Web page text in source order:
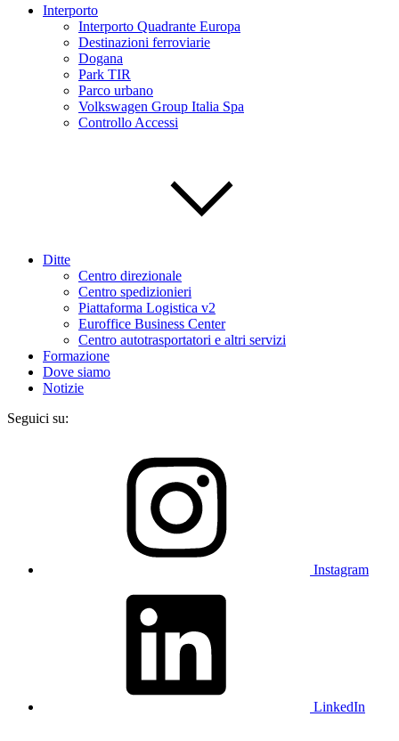
Interporto
Interporto Quadrante Europa
Destinazioni ferroviarie
Dogana
Park TIR
Parco urbano
Volkswagen Group Italia Spa
Controllo Accessi
Ditte
Centro direzionale
Centro spedizionieri
Piattaforma Logistica v2
Euroffice Business Center
Centro autotrasportatori e altri servizi
Formazione
Dove siamo
Notizie
Seguici su:
Instagram
LinkedIn